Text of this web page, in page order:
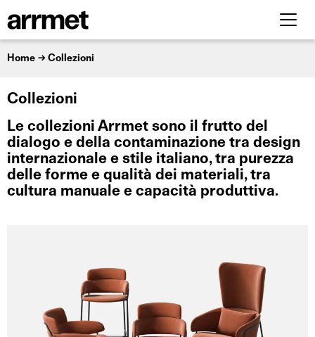
Home Collezioni
Collezioni
Le collezioni Arrmet sono il frutto del
dialogo e della contaminazione tra design
internazionale e stile italiano, tra purezza
delle forme e qualità dei materiali, tra
cultura manuale e capacità produttiva.